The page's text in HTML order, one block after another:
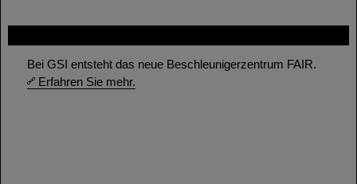
Bei GSI entsteht das neue Beschleunigerzentrum FAIR.
Erfahren Sie mehr.